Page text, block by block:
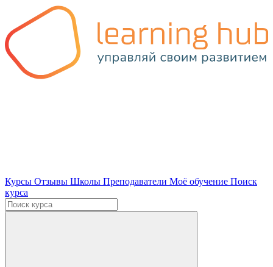
Курсы Отзывы Школы Преподаватели Моё обучение Поиск
курса